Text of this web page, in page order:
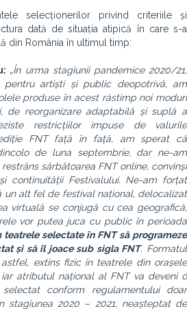
selecționerilor privind criteriile și
dată de situația atipică în care s-a
din România în ultimul timp:
„În urma stagiunii pandemice 2020/21,
pentru artiști și public deopotrivă, am
produse în acest răstimp noi moduri
de reorganizare adaptabilă și suplă a
restricțiilor impuse de valurile
FNT față în față, am sperat că
de luna septembrie, dar ne-am
sărbătoarea FNT online, convinși
continuității Festivalului. Ne-am forțat
un alt fel de festival național, delocalizat
virtuală se conjugă cu cea geografică,
vor putea juca cu public în perioada
teatrele selectate în FNT să programeze
și să îl joace sub sigla FNT. Formatul
extins fizic în teatrele din orașele
atributul național al FNT va deveni o
conform regulamentului doar
stagiunea 2020 – 2021, neașteptat de